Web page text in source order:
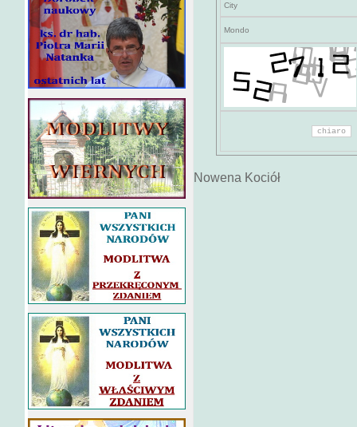
City
Mondo
Nowena Kociół